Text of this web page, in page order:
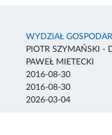
WYDZIAŁ
PIOTR SZYMAŃSKI -
PAWEŁ MIETECKI
2016-08-30
2016-08-30
2026-03-04